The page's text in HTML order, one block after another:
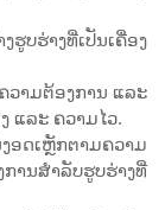
ບຮ່າງທີ່ເປັນເຄື່ອງ
ວາມຕ້ອງການ ແລະ
ແລະ ຄວາມໄວ.
ດເຫຼັກຕາມຄວາມ
ນສຳລັບຮູບຮ່າງທີ່